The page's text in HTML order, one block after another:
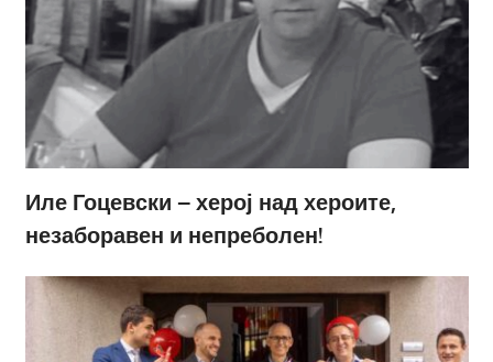
Иле Гоцевски – херој над хероите,
незаборавен и непреболен!